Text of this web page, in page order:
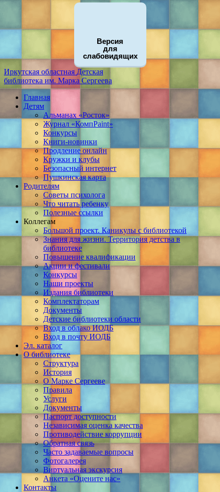
Версия
для
слабовидящих
Иркутская областная Детская
библиотека им. Марка Сергеева
Главная
Детям
Альманах «Росток»
Журнал «КомпPaint»
Конкурсы
Книги-новинки
Продление онлайн
Кружки и клубы
Безопасный интернет
Пушкинская карта
Родителям
Советы психолога
Что читать ребенку
Полезные ссылки
Коллегам
Большой проект. Каникулы с библиотекой
Знания для жизни. Территория детства в
библиотеке
Повышение квалификации
Акции и фестивали
Конкурсы
Наши проекты
Издания библиотеки
Комплектаторам
Документы
Детские библиотеки области
Вход в облако ИОДБ
Вход в почту ИОДБ
Эл. каталог
О библиотеке
Структура
История
О Марке Сергееве
Правила
Услуги
Документы
Паспорт доступности
Независимая оценка качества
Противодействие коррупции
Обратная связь
Часто задаваемые вопросы
Фотогалерея
Виртуальная экскурсия
Анкета «Оцените нас»
Контакты